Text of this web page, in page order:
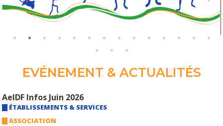
EVÉNEMENT & ACTUALITÉS
AeIDF Infos Juin 2026
ÉTABLISSEMENTS & SERVICES
ASSOCIATION